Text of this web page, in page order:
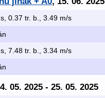
0.37 tr. b., 3.49 m/s
7.48 tr. b., 3.34 m/s
05. 2025 - 25. 05. 2025